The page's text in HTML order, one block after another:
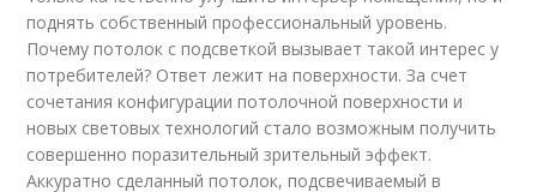
поднять собственный профессиональный уровень.
Почему потолок с подсветкой вызывает такой интерес у
потребителей? Ответ лежит на поверхности. За счет
сочетания конфигурации потолочной поверхности и
новых световых технологий стало возможным получить
совершенно поразительный зрительный эффект.
Аккуратно сделанный потолок, подсвечиваемый в